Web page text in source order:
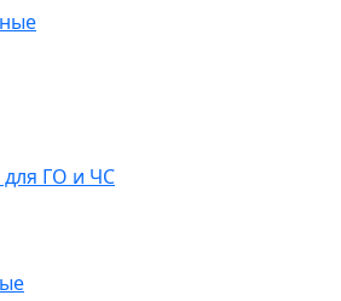
ГО и ЧС